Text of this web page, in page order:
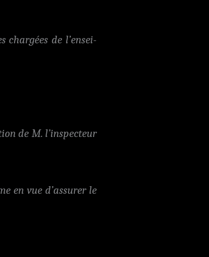
de l’ensei-
de M. l’inspecteur
en vue d’assurer le